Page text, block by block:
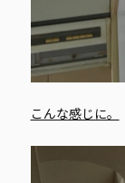
こんな感じに。